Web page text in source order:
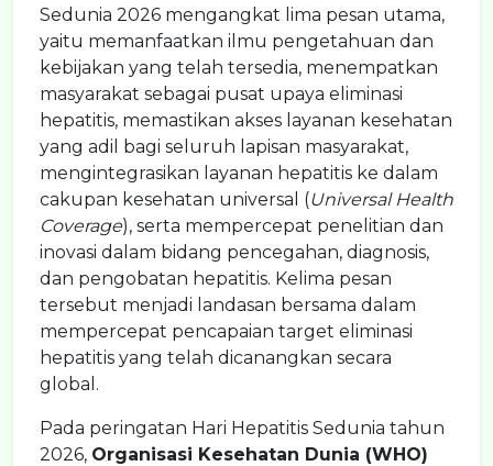
Sedunia 2026 mengangkat lima pesan utama,
yaitu memanfaatkan ilmu pengetahuan dan
kebijakan yang telah tersedia, menempatkan
masyarakat sebagai pusat upaya eliminasi
hepatitis, memastikan akses layanan kesehatan
yang adil bagi seluruh lapisan masyarakat,
mengintegrasikan layanan hepatitis ke dalam
cakupan kesehatan universal (Universal Health
Coverage), serta mempercepat penelitian dan
inovasi dalam bidang pencegahan, diagnosis,
dan pengobatan hepatitis. Kelima pesan
tersebut menjadi landasan bersama dalam
mempercepat pencapaian target eliminasi
hepatitis yang telah dicanangkan secara
global.
Pada peringatan Hari Hepatitis Sedunia tahun
2026, Organisasi Kesehatan Dunia (WHO)